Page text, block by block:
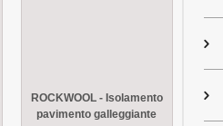
ROCKWOOL - Isolamento
pavimento galleggiante